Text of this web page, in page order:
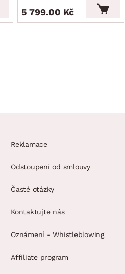
5 799.00 Kč
Reklamace
Odstoupení od smlouvy
Časté otázky
Kontaktujte nás
Oznámení - Whistleblowing
Affiliate program